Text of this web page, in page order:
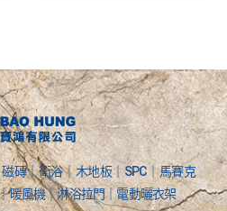
磚｜衛浴｜木地板｜SPC｜馬賽克
暖風機｜淋浴拉門｜電動曬衣架